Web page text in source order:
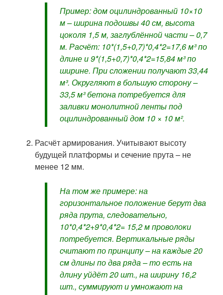
Пример: дом оцилиндрованный 10×10
м – ширина подошвы 40 см, высота
цоколя 1,5 м, заглублённой части – 0,7
м. Расчёт: 10*(1,5+0,7)*0,4*2=17,6 м³ по
длине и 9*(1,5+0,7)*0,4*2=15,84 м³ по
ширине. При сложении получают 33,44
м³. Округляют в большую сторону –
33,5 м³ бетона потребуется для
заливки монолитной ленты под
оцилиндрованный дом 10 × 10 м².
Расчёт армирования. Учитывают высоту
будущей платформы и сечение прута – не
менее 12 мм.
На том же примере: на
горизонтальное положение берут два
ряда прута, следовательно,
10*0,4*2+9*0,4*2= 15,2 м проволоки
потребуется. Вертикальные ряды
считают по принципу – на каждые 20
см длины по два ряда – то есть на
длину уйдёт 20 шт., на ширину 16,2
шт., суммируют и умножают на